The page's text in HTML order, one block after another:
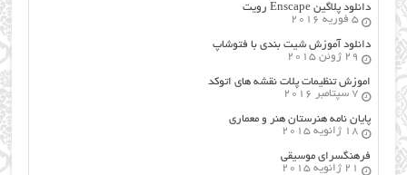
دانلود پلاگین Enscape رویت
5 فوریه 2016
دانلود آموزش شیت بندی با فتوشاپ
29 ژوئن 2015
اموزش تنظیمات پلات نقشه های اتوکد
7 سپتامبر 2016
پایان نامه هنرستان هنر و معماري
18 ژانویه 2015
فرهنگسراي موسيقي
21 ژانویه 2015